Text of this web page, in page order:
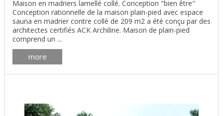
Maison en madriers lamellé collé. Conception "bien être"
Conception rationnelle de la maison plain-pied avec espace
sauna en madrier contre collé de 209 m2 a été conçu par des
architectes certifiés ACK Arсhiline. Maison de plain-pied
comprend un ...
more